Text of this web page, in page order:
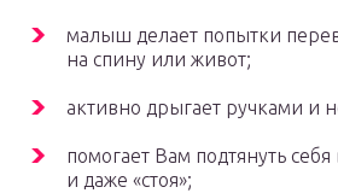
малыш делает попытки
на спину или живот;
активно дрыгает ручками и
помогает Вам подтянуть
и даже «стоя»;